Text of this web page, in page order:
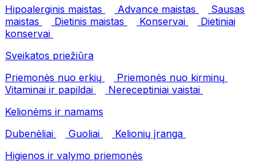
Hipoalerginis maistas
Advance maistas
Sausas
maistas
Dietinis maistas Konservai
Dietiniai
konservai
Sveikatos priežiūra
Priemonės nuo erkių
Priemonės nuo kirminų
Vitaminai ir papildai
Nereceptiniai vaistai
Kelionėms ir namams
Dubenėliai
Guoliai
Kelionių įranga
Higienos ir valymo priemonės